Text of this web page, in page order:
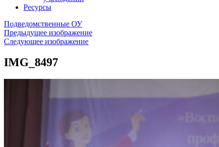
Ресурсы
Подведомственные ОУ
Предыдущее изображение
Следующее изображение
IMG_8497